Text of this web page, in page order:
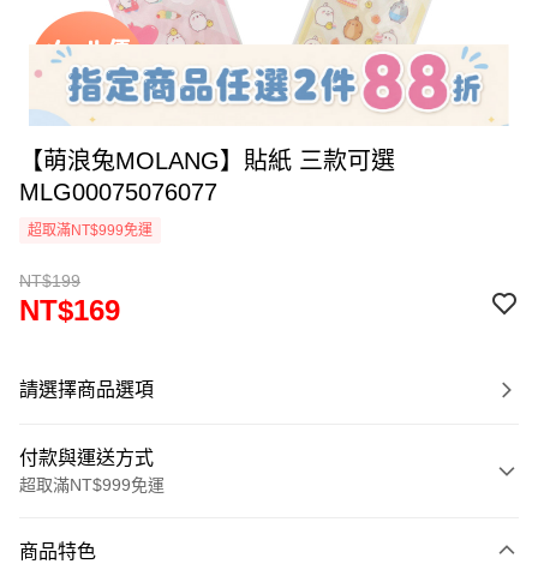
【萌浪兔MOLANG】貼紙 三款可選
MLG00075076077
超取滿NT$999免運
NT$199
NT$169
請選擇商品選項
付款與運送方式
超取滿NT$999免運
信用卡一次付款
商品特色